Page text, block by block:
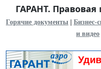
ГАРАНТ. Правовая
Горячие документы | Бизнес-
и видео